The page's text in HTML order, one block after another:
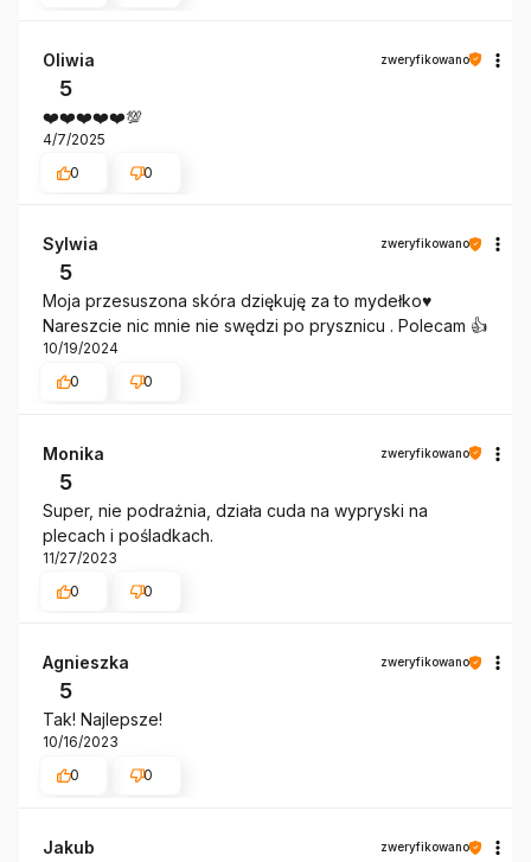
Oliwia zweryfikowano
5
❤️❤️❤️❤️❤️💯
4/7/2025
0
0
Sylwia zweryfikowano
5
Moja przesuszona skóra dziękuję za to mydełko♥️
Nareszcie nic mnie nie swędzi po prysznicu . Polecam 👍️
10/19/2024
0
0
Monika zweryfikowano
5
Super, nie podrażnia, działa cuda na wypryski na
plecach i pośladkach.
11/27/2023
0
0
Agnieszka zweryfikowano
5
Tak! Najlepsze!
10/16/2023
0
0
Jakub zweryfikowano